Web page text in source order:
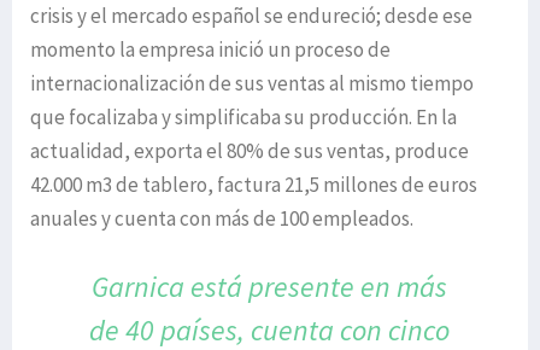
crisis y el mercado español se endureció; desde ese
momento la empresa inició un proceso de
internacionalización de sus ventas al mismo tiempo
que focalizaba y simplificaba su producción. En la
actualidad, exporta el 80% de sus ventas, produce
42.000 m3 de tablero, factura 21,5 millones de euros
anuales y cuenta con más de 100 empleados.
Garnica está presente en más
de 40 países, cuenta con cinco